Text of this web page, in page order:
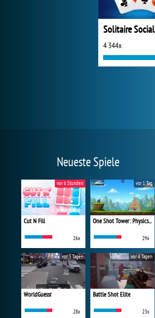
Solitaire Social
4 344x
Neueste Spiele
Cut N Fill
26x
vor 6 Stunden
One Shot Tower: Physics Destroyer
29x
vor 1 Tag
WorldGuessr
28x
vor 3 Tagen
Battle Shot Elite
23x
vor 4 Tagen